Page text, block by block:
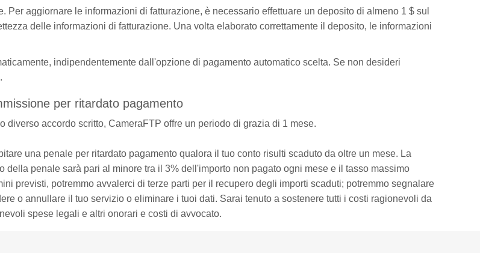
aggiornare le informazioni di fatturazione, è necessario effettuare un deposito di almeno 1 $ sul
delle informazioni di fatturazione. Una volta elaborato correttamente il deposito, le informazioni
indipendentemente dall'opzione di pagamento automatico scelta. Se non desideri
per ritardato pagamento
accordo scritto, CameraFTP offre un periodo di grazia di 1 mese.
una penale per ritardato pagamento qualora il tuo conto risulti scaduto da oltre un mese. La
penale sarà pari al minore tra il 3% dell'importo non pagato ogni mese e il tasso massimo
previsti, potremmo avvalerci di terze parti per il recupero degli importi scaduti; potremmo segnalare
o annullare il tuo servizio o eliminare i tuoi dati. Sarai tenuto a sostenere tutti i costi ragionevoli da
spese legali e altri onorari e costi di avvocato.